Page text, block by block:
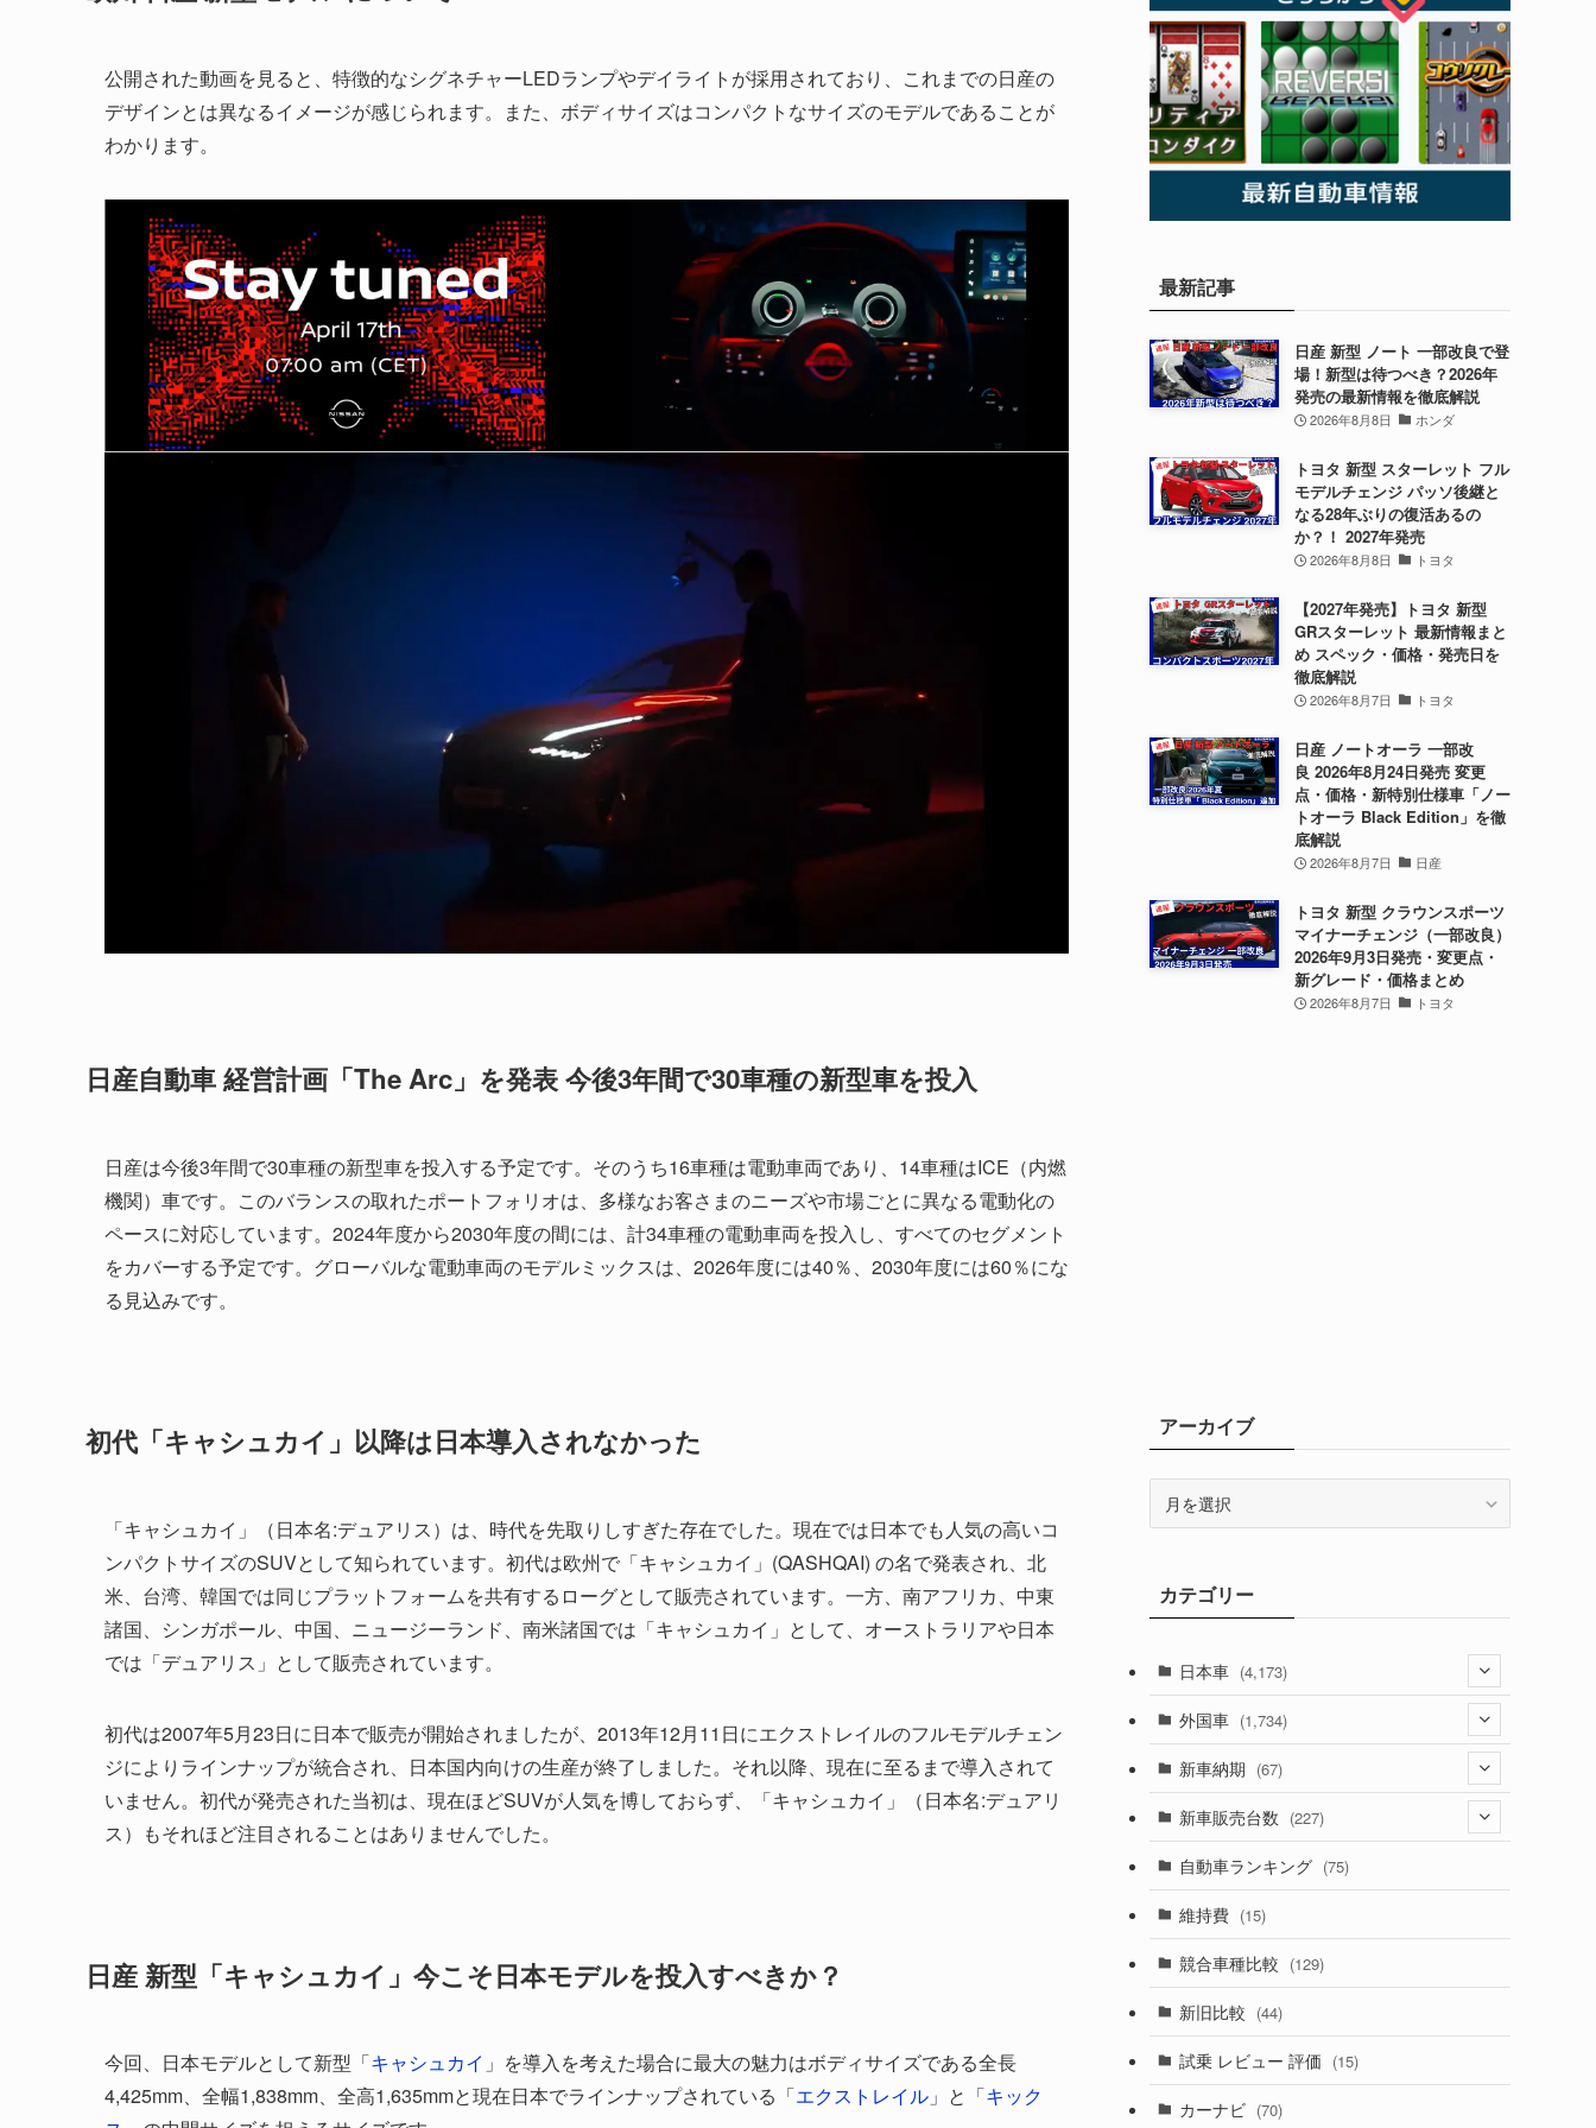
公開された動画を見ると、特徴的なシグネチャーLEDランプやデイライトが採用されており、これまでの日産の
デザインとは異なるイメージが感じられます。また、ボディサイズはコンパクトなサイズのモデルであることが
わかります。
日産自動車 経営計画「The Arc」を発表 今後3年間で30車種の新型車を投入
日産は今後3年間で30車種の新型車を投入する予定です。そのうち16車種は電動車両であり、14車種はICE（内燃
機関）車です。このバランスの取れたポートフォリオは、多様なお客さまのニーズや市場ごとに異なる電動化の
ペースに対応しています。2024年度から2030年度の間には、計34車種の電動車両を投入し、すべてのセグメント
をカバーする予定です。グローバルな電動車両のモデルミックスは、2026年度には40％、2030年度には60％にな
る見込みです。
初代「キャシュカイ」以降は日本導入されなかった
「キャシュカイ」（日本名:デュアリス）は、時代を先取りしすぎた存在でした。現在では日本でも人気の高いコ
ンパクトサイズのSUVとして知られています。初代は欧州で「キャシュカイ」(QASHQAI) の名で発表され、北
米、台湾、韓国では同じプラットフォームを共有するローグとして販売されています。一方、南アフリカ、中東
諸国、シンガポール、中国、ニュージーランド、南米諸国では「キャシュカイ」として、オーストラリアや日本
では「デュアリス」として販売されています。
初代は2007年5月23日に日本で販売が開始されましたが、2013年12月11日にエクストレイルのフルモデルチェン
ジによりラインナップが統合され、日本国内向けの生産が終了しました。それ以降、現在に至るまで導入されて
いません。初代が発売された当初は、現在ほどSUVが人気を博しておらず、「キャシュカイ」（日本名:デュアリ
ス）もそれほど注目されることはありませんでした。
日産 新型「キャシュカイ」今こそ日本モデルを投入すべきか？
今回、日本モデルとして新型「キャシュカイ 」を導入を考えた場合に最大の魅力はボディサイズである全長
4,425mm、全幅1,838mm、全高1,635mmと現在日本でラインナップされている「エクストレイル 」と「キック
最新記事
日産 新型 ノート 一部改良で登
場！新型は待つべき？2026年
発売の最新情報を徹底解説
2026年8月8日 ホンダ
トヨタ 新型 スターレット フル
モデルチェンジ パッソ後継と
なる28年ぶりの復活あるの
か？！ 2027年発売
2026年8月8日 トヨタ
【2027年発売】トヨタ 新型
GRスターレット 最新情報まと
め スペック・価格・発売日を
徹底解説
2026年8月7日 トヨタ
日産 ノートオーラ 一部改
良 2026年8月24日発売 変更
点・価格・新特別仕様車「ノー
トオーラ Black Edition」を徹
底解説
2026年8月7日 日産
トヨタ 新型 クラウンスポーツ
マイナーチェンジ（一部改良）
2026年9月3日発売・変更点・
新グレード・価格まとめ
2026年8月7日 トヨタ
アーカイブ
ブカテゴリー
日本車 (4,173)
(1,321)
(329)
(526)
(357)
(328)
(194)
(230)
(253)
外国車 (1,734)
(188)
(242)
(85)
(84)
(14)
(222)
新車納期 (67)
(28)
(8)
(3)
(3)
(5)
新車販売台数 (227)
(21)
(5)
(7)
自動車ランキング (75)
維持費 (15)
競合車種比較 (129)
新旧比較 (44)
試乗 レビュー 評価 (15)
カーナビ (70)